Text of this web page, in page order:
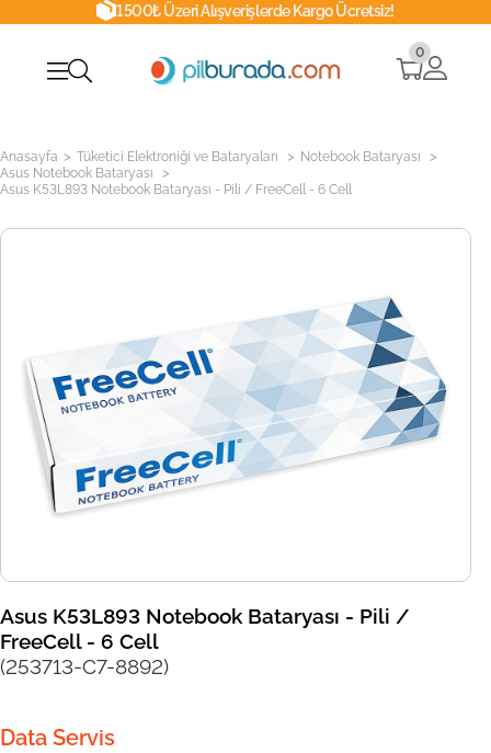
1500₺ Üzeri Alışverişlerde Kargo Ücretsiz!
0
Anasayfa > Tüketici Elektroniği ve Bataryaları > Notebook Bataryası >
Asus Notebook Bataryası >
Asus K53L893 Notebook Bataryası - Pili / FreeCell - 6 Cell
Asus K53L893 Notebook Bataryası - Pili /
FreeCell - 6 Cell
(253713-C7-8892)
Data Servis